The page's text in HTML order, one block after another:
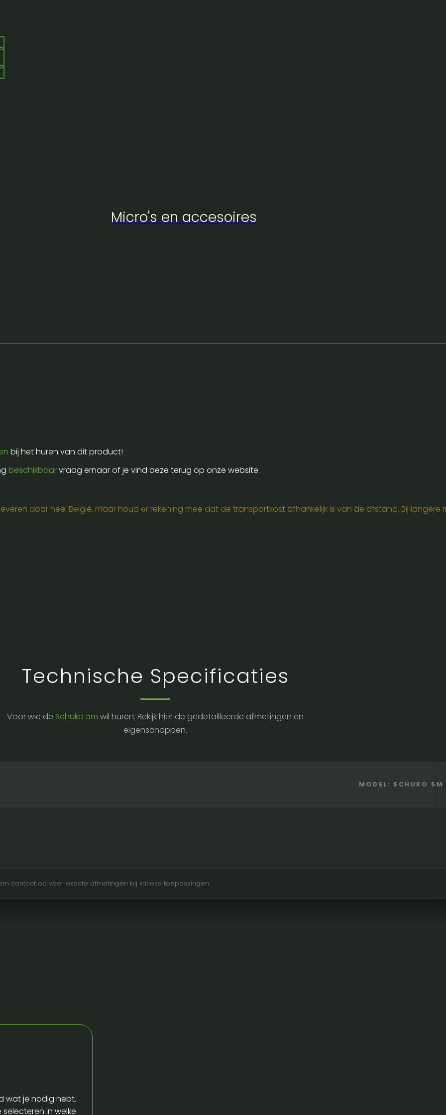
Micro's en accesoires
bij het huren van dit product!
beschikbaarvraag ernaar of je vind deze terug op onze website.
door heel België, maar houd er rekening mee dat de transportkost afhankelijk is van de afstand. Bij
Technische Specificaties
Voor wie de Schuko 5m wil huren. Bekijk hier de gedetailleerde afmetingen en
eigenschappen.
MODEL: SCHUKO 5M
contact op voor exacte afmetingen bij kritieke toepassingen.
wat je nodig hebt.
in welke